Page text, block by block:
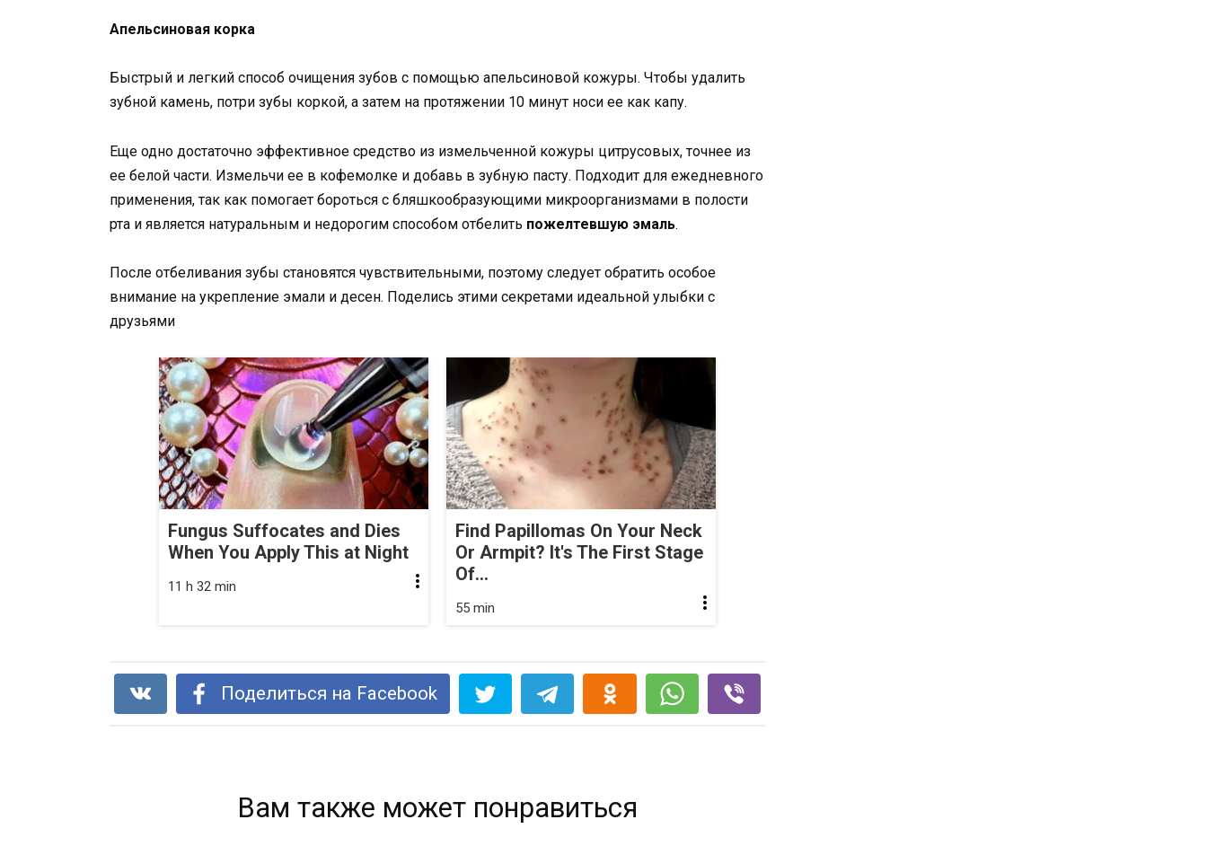
Апельсиновая корка
Быстрый и легкий способ очищения зубов с помощью апельсиновой кожуры. Чтобы удалить
зубной камень, потри зубы коркой, а затем на протяжении 10 минут носи ее как капу.
Еще одно достаточно эффективное средство из измельченной кожуры цитрусовых, точнее из
ее белой части. Измельчи ее в кофемолке и добавь в зубную пасту. Подходит для ежедневного
применения, так как помогает бороться с бляшкообразующими микроорганизмами в полости
рта и является натуральным и недорогим способом отбелить пожелтевшую эмаль.
После отбеливания зубы становятся чувствительными, поэтому следует обратить особое
внимание на укрепление эмали и десен. Поделись этими секретами идеальной улыбки с
друзьями
Fungus Suffocates and Dies
When You Apply This at Night
11 h 32 min
Find Papillomas On Your Neck
Or Armpit? It's The First Stage
Of...
55 min
Поделиться на Facebook
Вам также может понравиться